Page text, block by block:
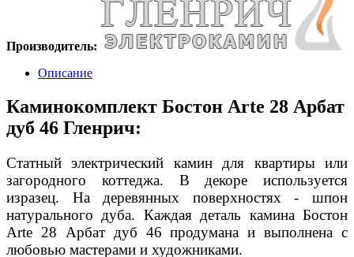
Производитель:
Описание
Каминокомплект Бостон Arte 28 Арбат
дуб 46 Гленрич:
Статный электрический камин для квартиры или
загородного коттеджа. В декоре используется
изразец. На деревянных поверхностях - шпон
натурального дуба. Каждая деталь камина Бостон
Arte 28 Арбат дуб 46 продумана и выполнена с
любовью мастерами и художниками.